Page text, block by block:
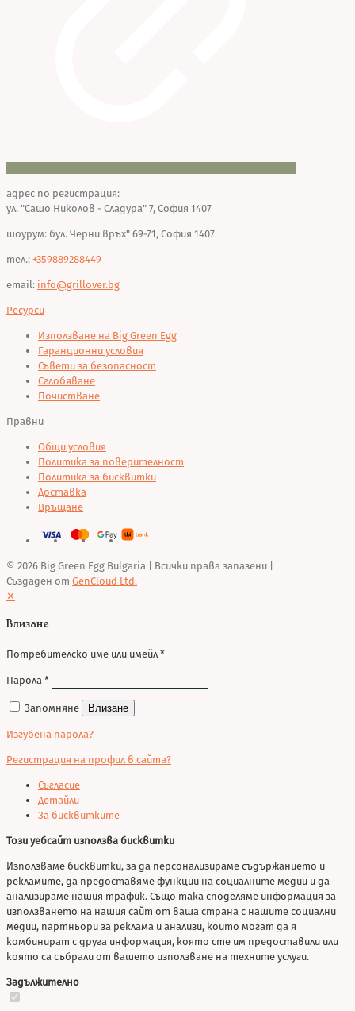
адрес по регистрация:
ул. "Сашо Николов - Сладура" 7, София 1407
шоурум: бул. Черни връх" 69-71, София 1407
тел.: +359889288449
email: info@grillover.bg
Ресурси
Използване на Big Green Egg
Гаранционни условия
Съвети за безопасност
Сглобяване
Почистване
Правни
Общи условия
Политика за поверителност
Политика за бисквитки
Доставка
Връщане
© 2026 Big Green Egg Bulgaria
| Всички права запазени |
Създаден от GenCloud Ltd.
✕
Влизане
Потребителско име или имейл *
Парола *
Запомняне Влизане
Изгубена парола?
Регистрация на профил в сайта?
Съгласие
Детайли
За бисквитките
Този уебсайт използва бисквитки
Използваме бисквитки, за да персонализираме съдържанието и
рекламите, да предоставяме функции на социалните медии и да
анализираме нашия трафик. Също така споделяме информация за
използването на нашия сайт от ваша страна с нашите социални
медии, партньори за реклама и анализи, които могат да я
комбинират с друга информация, която сте им предоставили или
която са събрали от вашето използване на техните услуги.
Задължително